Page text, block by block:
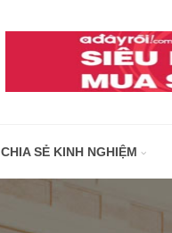
CHIA SẺ KINH NGHIỆM